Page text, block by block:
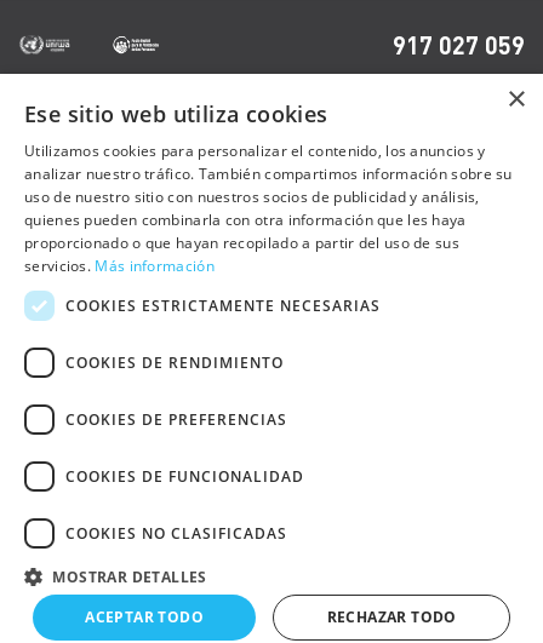
917 027 059
OTRAS PÁGINAS
Contacto
Preguntas frecuentes
Trabaja con nosotros
Sala de prensa
Política de cookies
Política de privacidad
Aviso Legal
Declaración de Accesibilidad Web
Español
España. CIF G-84334903. Todos
derechos reservados.
×
Ese sitio web utiliza cookies
Utilizamos cookies para personalizar el contenido, los anuncios y
analizar nuestro tráfico. También compartimos información sobre su
uso de nuestro sitio con nuestros socios de publicidad y análisis,
quienes pueden combinarla con otra información que les haya
proporcionado o que hayan recopilado a partir del uso de sus
servicios. Más información
COOKIES ESTRICTAMENTE NECESARIAS
COOKIES DE RENDIMIENTO
COOKIES DE PREFERENCIAS
COOKIES DE FUNCIONALIDAD
COOKIES NO CLASIFICADAS
MOSTRAR DETALLES
ACEPTAR TODO
RECHAZAR TODO